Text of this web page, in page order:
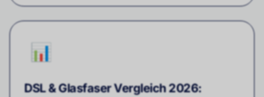
📊
DSL & Glasfaser Vergleich 2026: